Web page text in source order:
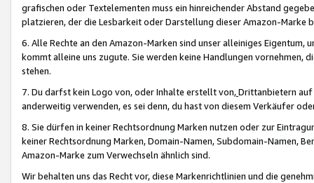
grafischen oder Textelementen muss ein hinreichender Abstand
platzieren, der die Lesbarkeit oder Darstellung dieser Amazon-Marke
6. Alle Rechte an den Amazon-Marken sind unser alleiniges
kommt alleine uns zugute. Sie werden keine Handlungen vornehmen,
stehen.
7. Du darfst kein Logo von, oder Inhalte erstellt von,Drittanbietern auf
anderweitig verwenden, es sei denn, du hast von diesem Verkäufer
8. Sie dürfen in keiner Rechtsordnung Marken nutzen oder zur
keiner Rechtsordnung Marken, Domain-Namen, Subdomain-Namen,
Amazon-Marke zum Verwechseln ähnlich sind.
Wir behalten uns das Recht vor, diese Markenrichtlinien und die